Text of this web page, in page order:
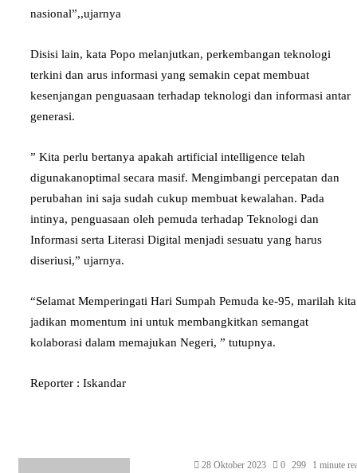
nasional”,,ujarnya
Disisi lain, kata Popo melanjutkan, perkembangan teknologi
terkini dan arus informasi yang semakin cepat membuat
kesenjangan penguasaan terhadap teknologi dan informasi antar
generasi.
” Kita perlu bertanya apakah artificial intelligence telah
digunakanoptimal secara masif. Mengimbangi percepatan dan
perubahan ini saja sudah cukup membuat kewalahan. Pada
intinya, penguasaan oleh pemuda terhadap Teknologi dan
Informasi serta Literasi Digital menjadi sesuatu yang harus
diseriusi,” ujarnya.
“Selamat Memperingati Hari Sumpah Pemuda ke-95, marilah kita
jadikan momentum ini untuk membangkitkan semangat
kolaborasi dalam memajukan Negeri, ” tutupnya.
Reporter : Iskandar
Send28 Oktober 2023 0 299 1 minute